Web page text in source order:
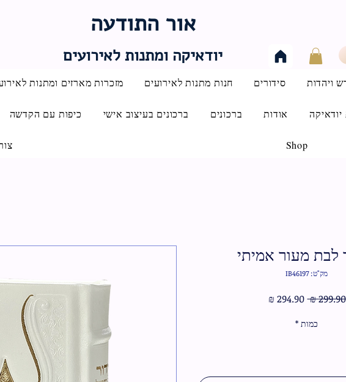
אור התודעה
יודאיקה ומתנות לאירועים
מזכרות מארזים ומתנות חנות מתנות לאירועים סידורים ויהדות
כיפות עם הקדשה ברכונים בעיצוב אישי ברכונים אודות יודאיקה
Shop
לבת מעור אמיתי
מק"ט: IB46197
מחיר
‏294.90 ‏₪
כמות *